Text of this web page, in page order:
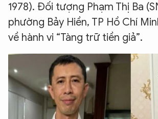
1978). Đối tượng Phạm Thị Ba
phường Bảy Hiền, TP Hồ Chí
về hành vi “Tàng trữ tiền giả”.